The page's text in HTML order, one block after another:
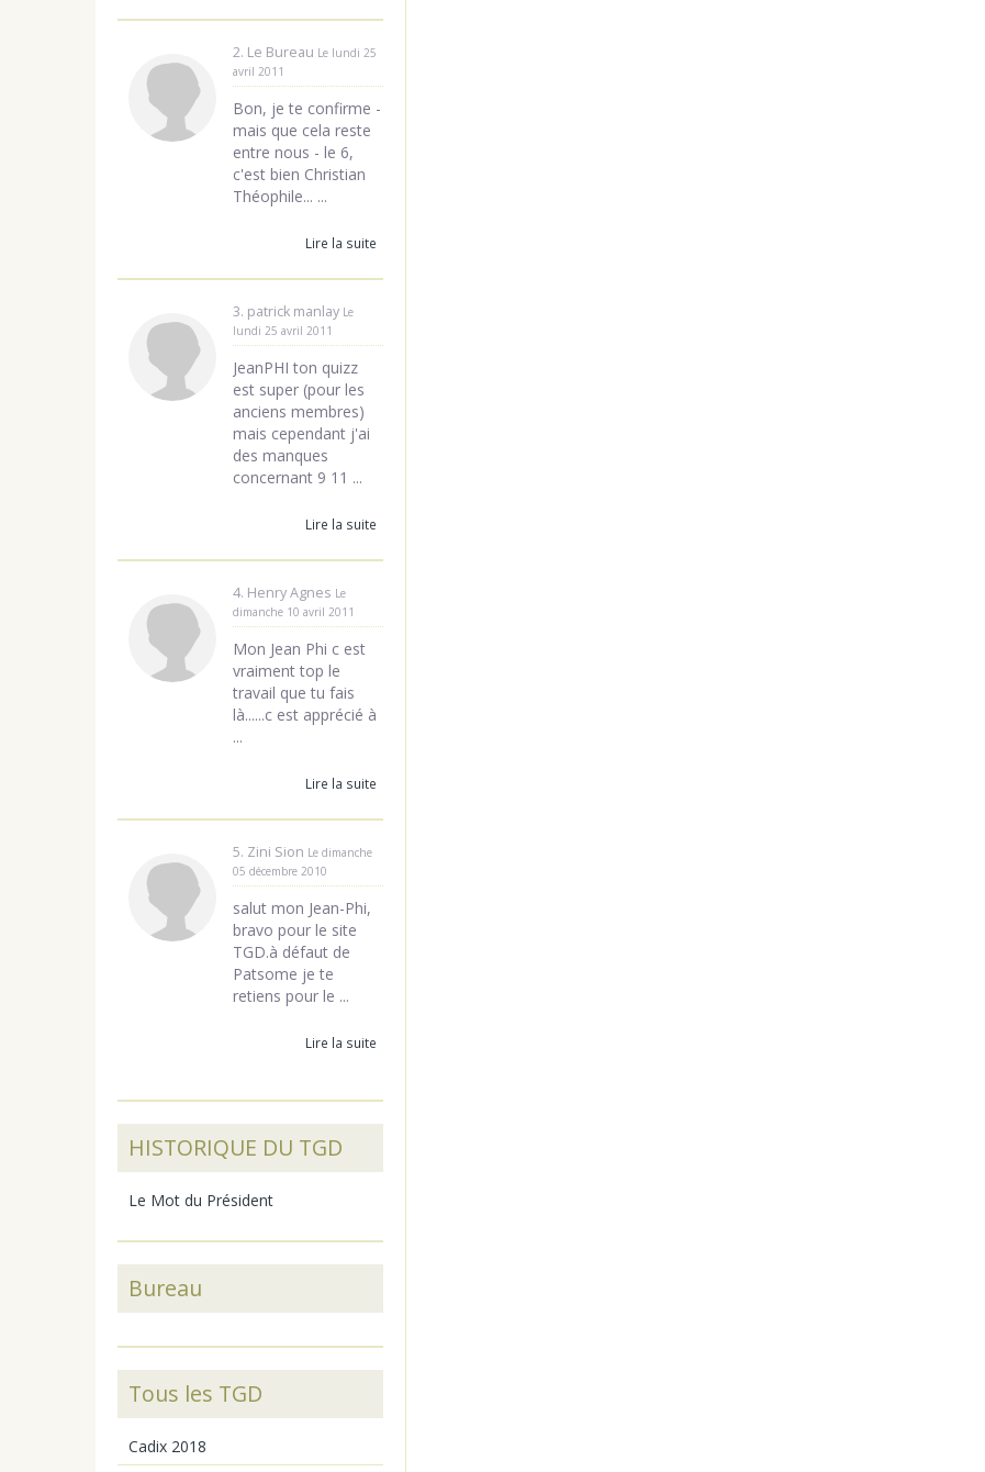
2. Le Bureau Le lundi 25
avril 2011
Bon, je te confirme -
mais que cela reste
entre nous - le 6,
c'est bien Christian
Théophile... ...
Lire la suite
3. patrick manlay Le
lundi 25 avril 2011
JeanPHI ton quizz
est super (pour les
anciens membres)
mais cependant j'ai
des manques
concernant 9 11 ...
Lire la suite
4. Henry Agnes Le
dimanche 10 avril 2011
Mon Jean Phi c est
vraiment top le
travail que tu fais
là......c est apprécié à
...
Lire la suite
5. Zini Sion Le dimanche
05 décembre 2010
salut mon Jean-Phi,
bravo pour le site
TGD.à défaut de
Patsome je te
retiens pour le ...
Lire la suite
HISTORIQUE DU TGD
Le Mot du Président
Bureau
Tous les TGD
Cadix 2018